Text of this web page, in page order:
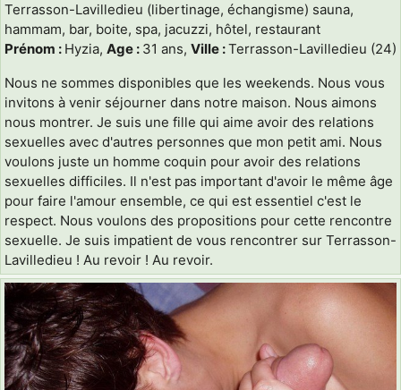
Terrasson-Lavilledieu (libertinage, échangisme) sauna,
hammam, bar, boite, spa, jacuzzi, hôtel, restaurant
Prénom : Hyzia, Age : 31 ans, Ville :Terrasson-Lavilledieu (24)
Nous ne sommes disponibles que les weekends. Nous vous
invitons à venir séjourner dans notre maison. Nous aimons
nous montrer. Je suis une fille qui aime avoir des relations
sexuelles avec d'autres personnes que mon petit ami. Nous
voulons juste un homme coquin pour avoir des relations
sexuelles difficiles. Il n'est pas important d'avoir le même âge
pour faire l'amour ensemble, ce qui est essentiel c'est le
respect. Nous voulons des propositions pour cette rencontre
sexuelle. Je suis impatient de vous rencontrer sur Terrasson-
Lavilledieu ! Au revoir ! Au revoir.